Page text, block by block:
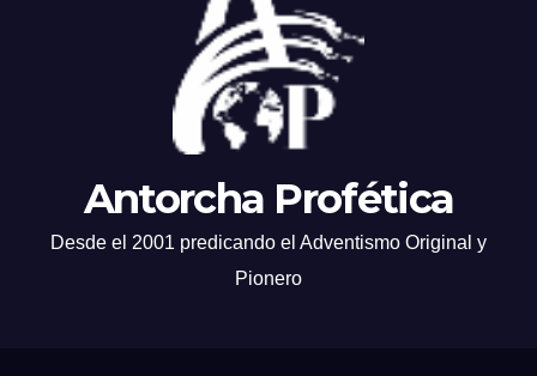
Antorcha Profética
Desde el 2001 predicando el Adventismo Original y
Pionero